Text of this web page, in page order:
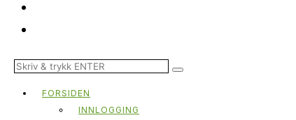
FORSIDEN
INNLOGGING